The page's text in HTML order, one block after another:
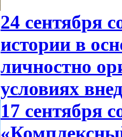
24 сентября
истории в
личностно
условиях
17 сентября